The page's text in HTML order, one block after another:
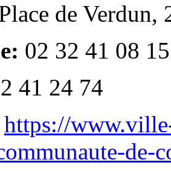
de Verdun,
02 32 41 08 15
41 24 74
https://
de-